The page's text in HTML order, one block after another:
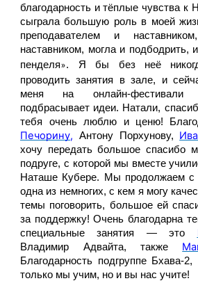
благодарность и тёплые чувства к
сыграла большую роль в моей
преподавателем и
наставником, могла и подбодрить,
пенделя». Я бы без неё
проводить занятия в зале, и
меня на онлайн-фестивали
подбрасывает идеи. Натали,
тебя очень люблю и ценю!
Печорину, Антону Порхунову,
хочу передать большое спасибо
подруге, с которой мы вместе
Наташе Кубере. Мы продолжаем с
одна из немногих, с кем я могу
темы поговорить, большое ей
за поддержку! Очень благодарна
специальные занятия — это
Владимир Адвайта, также
Благодарность подгруппе Бхава-
только мы учим, но и вы нас учите!